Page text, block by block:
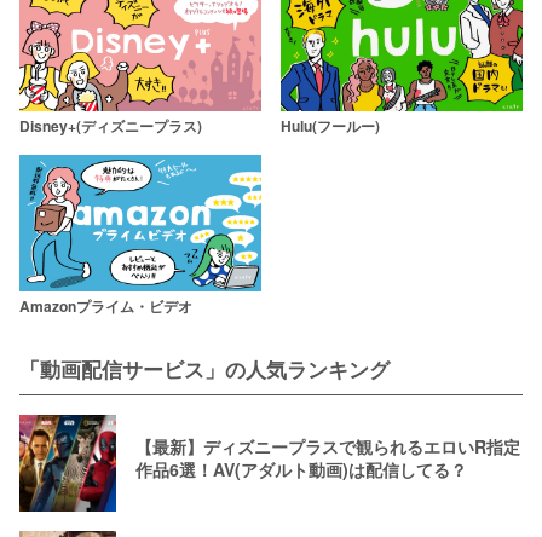
Disney+(ディズニープラス) Hulu(フールー)
Amazonプライム・ビデオ
「動画配信サービス」の人気ランキング
【最新】ディズニープラスで観られるエロいR指定
作品6選！AV(アダルト動画)は配信してる？